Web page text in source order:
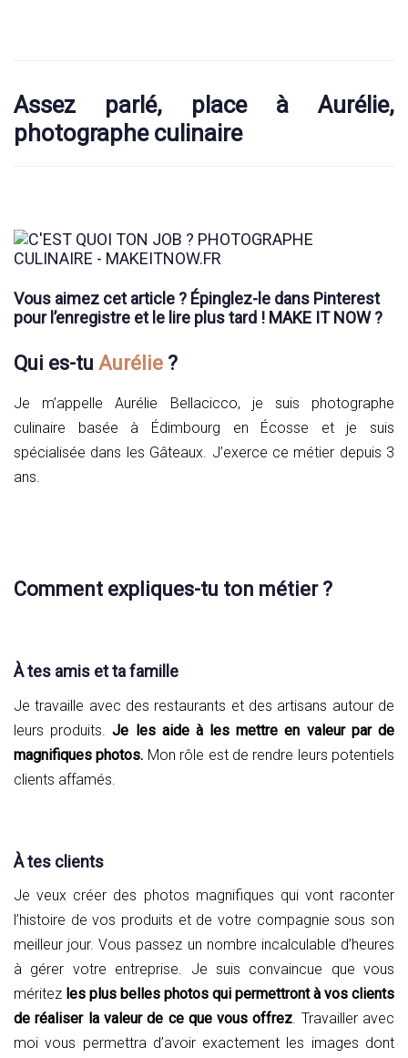
Assez parlé, place à Aurélie,
photographe culinaire
Vous aimez cet article ? Épinglez-le dans Pinterest
pour l’enregistre et le lire plus tard ! MAKE IT NOW ?
Qui es-tu Aurélie ?
Je m’appelle Aurélie Bellacicco, je suis photographe
culinaire basée à Édimbourg en Écosse et je suis
spécialisée dans les Gâteaux. J’exerce ce métier depuis 3
ans.
Comment expliques-tu ton métier ?
À tes amis et ta famille
Je travaille avec des restaurants et des artisans autour de
leurs produits.Je les aide à les mettre en valeur par de
magnifiques photos. Mon rôle est de rendre leurs potentiels
clients affamés.
À tes clients
Je veux créer des photos magnifiques qui vont raconter
l’histoire de vos produits et de votre compagnie sous son
meilleur jour. Vous passez un nombre incalculable d’heures
à gérer votre entreprise. Je suis convaincue que vous
méritez les plus belles photos qui permettront à vos clients
de réaliser la valeur de ce que vous offrez. Travailler avec
moi vous permettra d’avoir exactement les images dont